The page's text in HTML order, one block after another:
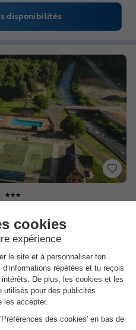
disponibilités
★★★
au cœur…
sports…
disponibilités